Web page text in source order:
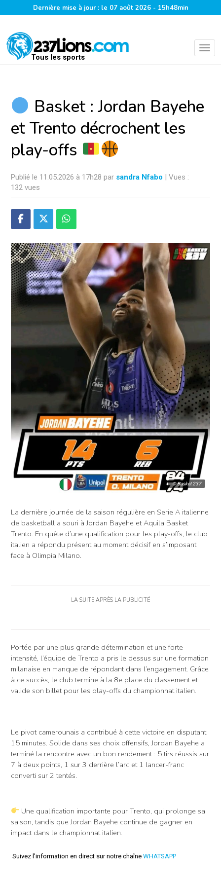
Dernière mise à jour : le 07 août 2026 - 15h48min
Tous les sports
Basket : Jordan Bayehe
et Trento décrochent les
play-offs
Publié le 11.05.2026 à 17h28 par sandra Nfabo | Vues :
132 vues
© Basket 237
La dernière journée de la saison régulière en Serie A italienne
de basketball a souri à Jordan Bayehe et Aquila Basket
Trento. En quête d’une qualification pour les play-offs, le club
italien a répondu présent au moment décisif en s’imposant
face à Olimpia Milano.
LA SUITE APRÈS LA PUBLICITÉ
Portée par une plus grande détermination et une forte
intensité, l’équipe de Trento a pris le dessus sur une formation
milanaise en manque de répondant dans l’engagement. Grâce
à ce succès, le club termine à la 8e place du classement et
valide son billet pour les play-offs du championnat italien.
Le pivot camerounais a contribué à cette victoire en disputant
15 minutes. Solide dans ses choix offensifs, Jordan Bayehe a
terminé la rencontre avec un bon rendement : 5 tirs réussis sur
7 à deux points, 1 sur 3 derrière l’arc et 1 lancer-franc
converti sur 2 tentés.
Une qualification importante pour Trento, qui prolonge sa
saison, tandis que Jordan Bayehe continue de gagner en
impact dans le championnat italien.
Suivez l'information en direct sur notre chaîne WHATSAPP